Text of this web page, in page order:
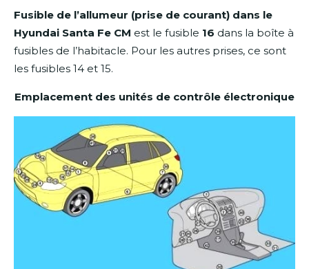
Fusible de l’allumeur (prise de courant) dans le
Hyundai Santa Fe CM est le fusible 16 dans la boîte à
fusibles de l’habitacle. Pour les autres prises, ce sont
les fusibles 14 et 15.
Emplacement des unités de contrôle électronique